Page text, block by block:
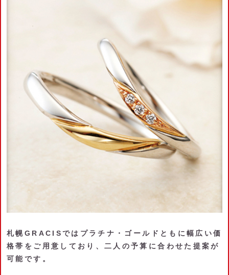
札幌GRACISではプラチナ・ゴールドともに幅広い価
格帯をご用意しており、二人の予算に合わせた提案が
可能です。